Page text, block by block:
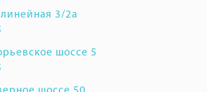
3/2а
шоссе 5